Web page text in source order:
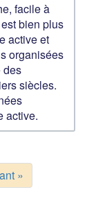
facile à
bien plus
active et
organisées
des
siècles.
active.
»